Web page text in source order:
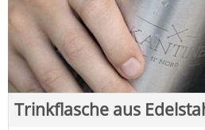
Trinkflasche aus